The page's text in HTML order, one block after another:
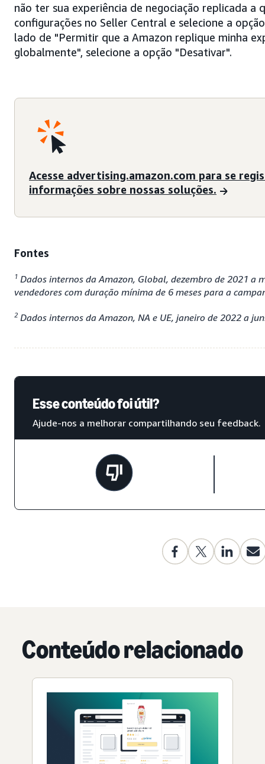
não ter sua experiência de negociação replicada a
configurações no Seller Central e selecione a
lado de "Permitir que a Amazon replique minha
globalmente", selecione a opção "Desativar".
Acesse advertising.amazon.com para se
informações sobre nossas soluções.
Fontes
1 Dados internos da Amazon, Global, dezembro de 2021 a
vendedores com duração mínima de 6 meses para a
2 Dados internos da Amazon, NA e UE, janeiro de 2022 a
Esse conteúdo foi útil?
Ajude-nos a melhorar compartilhando seu feedback.
Conteúdo relacionado